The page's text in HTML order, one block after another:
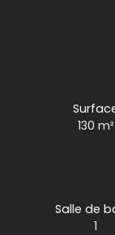
130 m²
Salle de
1